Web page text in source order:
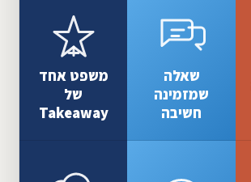
שאלה
שמזמינה
חשיבה
משפט אחד
של
Takeaway